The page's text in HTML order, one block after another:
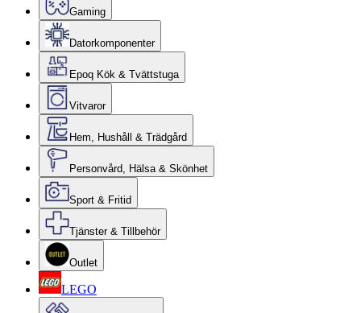
Gaming
Datorkomponenter
Epoq Kök & Tvättstuga
Vitvaror
Hem, Hushåll & Trädgård
Personvård, Hälsa & Skönhet
Sport & Fritid
Tjänster & Tillbehör
Outlet
LEGO